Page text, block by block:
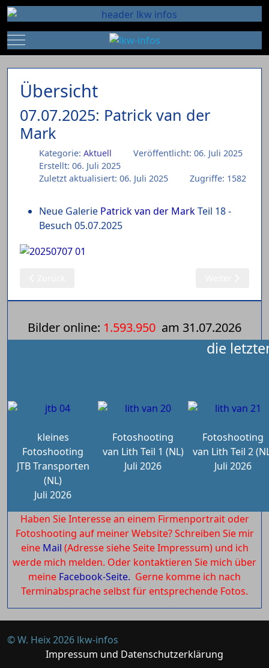
Mobile Menu Toggle
Übersicht
07.07.2025: Patrick van der
Mark
Kategorie: Aktuell
Veröffentlicht: 06. Juli 2025
Erstellt: 06. Juli 2025
Zuletzt aktualisiert: 06. Juli 2025
Zugriffe: 1582
Neue Galerie Patrick van der MarkTeil 18 -
Besuch 05.07.2025
Bilder online: 1.593.950 am 31.07.2026
die
kleines
Fotoshooting
JTB Transporten
(NL)
Juli 2026
Fotoshooting
van Lith Teil 1 (NL)
Juli 2026
Fotoshooting
van Lith Teil 2
Juli 2026
Haben Sie Interesse an einem Firmenportrait oder
Fotoshooting auf meiner Website? Schreiben Sie mir
eine Mail (Adresse siehe Seite Impressum) und ich
werde mich melden. Oder kontaktieren Sie mich über
meine Facebook-Seite. Gerne komme ich nach
Terminabsprache selbst für entsprechende Fotos.
© W. Heix 2026 lkw-infos
Impressum und Datenschutzerklärung